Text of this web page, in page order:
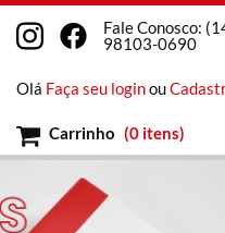
Fale Conosco:
98103-0690
Olá Faça seu loginou
Carrinho (0 itens)